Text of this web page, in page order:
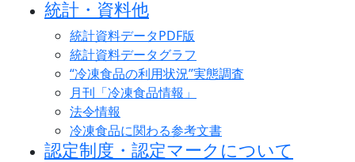
統計・資料他
統計資料データPDF版
統計資料データグラフ
“冷凍食品の利用状況”実態調査
月刊「冷凍食品情報」
法令情報
冷凍食品に関わる参考文書
認定制度・認定マークについて